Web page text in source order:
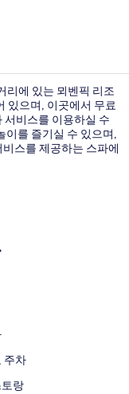
리에 있는 뫼벤픽 리조
있으며, 이곳에서 무료
서비스를 이용하실 수
이를 즐기실 수 있으며,
스를 제공하는 스파에
며, 아침, 점심 및 저
풀사이드 바, 무료
다.
주차
랑